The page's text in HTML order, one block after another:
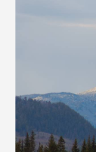
Kontakt